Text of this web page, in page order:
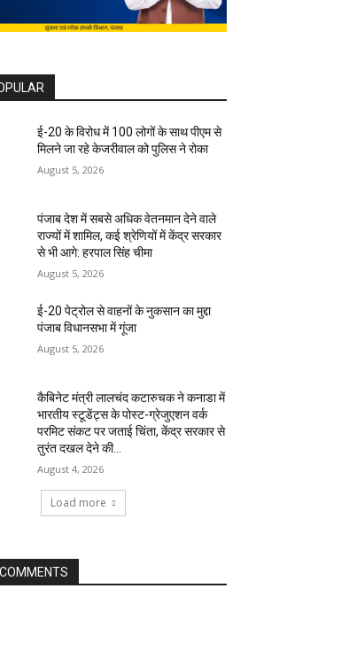
ई-20 के विरोध में 100 लोगों के साथ पीएम से
मिलने जा रहे केजरीवाल को पुलिस ने रोका
August 5, 2026
पंजाब देश में सबसे अधिक वेतनमान देने वाले
राज्यों में शामिल, कई श्रेणियों में केंद्र सरकार
से भी आगे: हरपाल सिंह चीमा
August 5, 2026
ई-20 पेट्रोल से वाहनों के नुकसान का मुद्दा
पंजाब विधानसभा में गूंजा
August 5, 2026
कैबिनेट मंत्री लालचंद कटारुचक ने कनाडा में
भारतीय स्टूडेंट्स के पोस्ट-ग्रेजुएशन वर्क
परमिट संकट पर जताई चिंता, केंद्र सरकार से
तुरंत दखल देने की...
August 4, 2026
Load more